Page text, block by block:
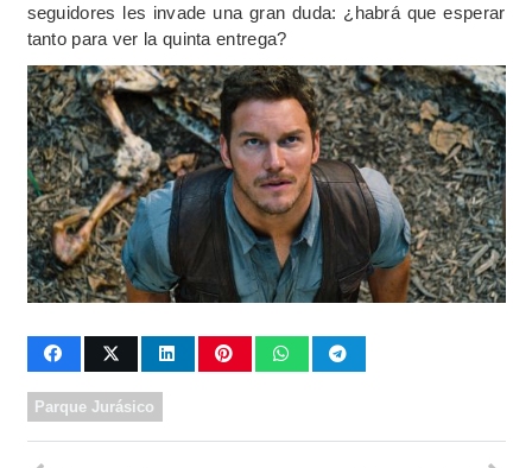
seguidores les invade una gran duda: ¿habrá que esperar
tanto para ver la quinta entrega?
Parque Jurásico